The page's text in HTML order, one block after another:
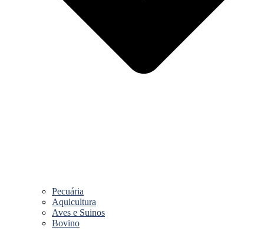
Pecuária
Aquicultura
Aves e Suinos
Bovino